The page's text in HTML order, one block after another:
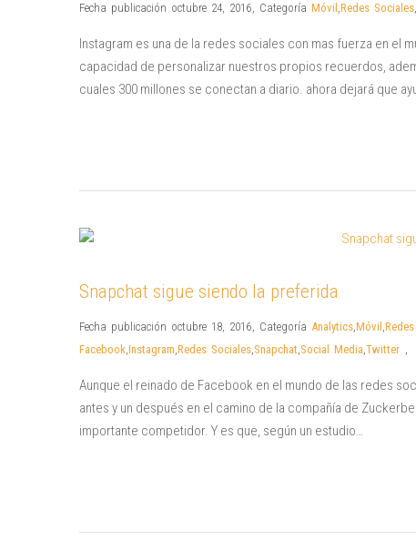
Fecha publicación octubre 24, 2016, Categoría Móvil ,Redes Sociales,
Instagram es una de la redes sociales con mas fuerza en el
capacidad de personalizar nuestros propios recuerdos,
cuales 300 millones se conectan a diario. ahora dejará que
Snapchat sigue siendo la preferida
Fecha publicación octubre 18, 2016, Categoría Analytics,Móvil ,
Facebook,Instagram,Redes Sociales,Snapchat,Social Media,Twitter ,
Aunque el reinado de Facebook en el mundo de las redes
antes y un después en el camino de la compañía de
importante competidor. Y es que, según un estudio…